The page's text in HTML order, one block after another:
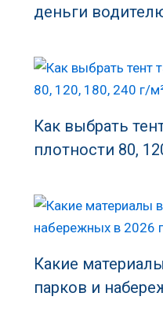
деньги
Как выбрать
плотности 80,
Какие
парков и